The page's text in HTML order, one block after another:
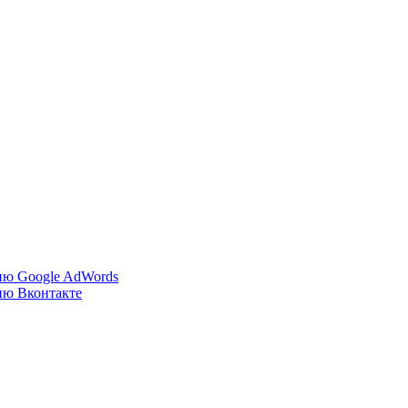
Google AdWords
Вконтакте